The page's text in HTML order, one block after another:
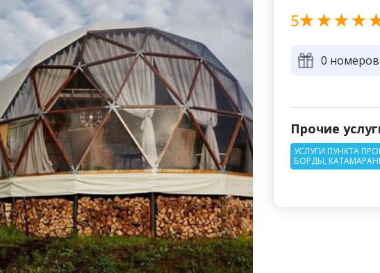
5
0 номеров
Прочие
УСЛУГИ ПУНКТА
БОРДЫ,